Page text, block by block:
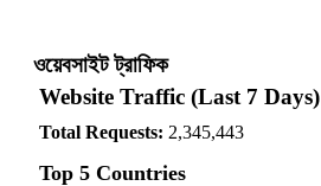
ওয়েবসাইট ট্রাফিক
Website Traffic (Last 7 Days)
Total Requests: 2,345,443
Top 5 Countries